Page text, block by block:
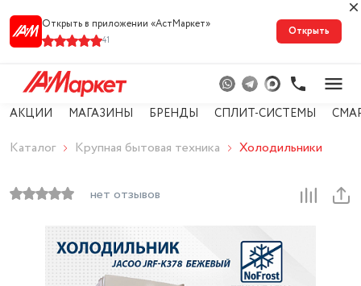
Открыть в приложении «АстМарке‪т‬»
41
Открыть
АКЦИИ МАГАЗИНЫ БРЕНДЫ СПЛИТ-СИСТЕМЫ
Каталог Крупная бытовая техника Холодильники
нет отзывов